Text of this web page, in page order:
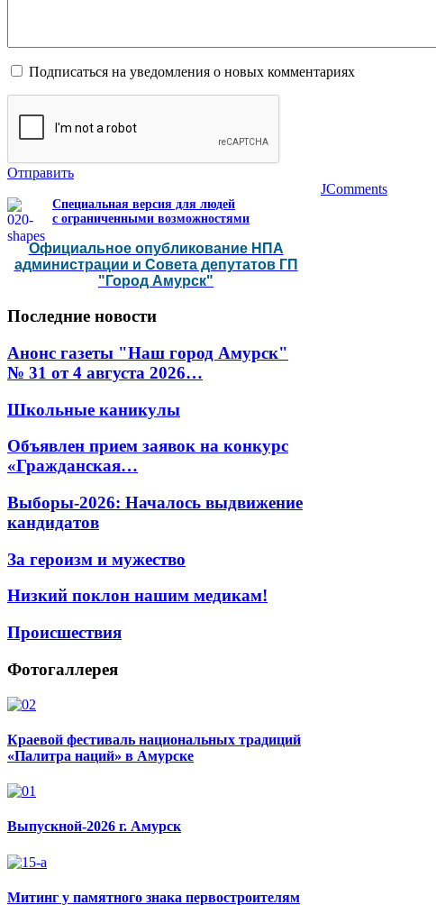
Подписаться на уведомления о новых комментариях
Отправить
JComments
Специальная версия для людей
с ограниченными возможностями
Официальное опубликование НПА
администрации и Совета депутатов ГП
"Город Амурск"
Последние новости
Анонс газеты "Наш город Амурск"
№ 31 от 4 августа 2026…
Школьные каникулы
Объявлен прием заявок на конкурс
«Гражданская…
Выборы-2026: Началось выдвижение
кандидатов
За героизм и мужество
Низкий поклон нашим медикам!
Происшествия
Фотогаллерея
Краевой фестиваль национальных традиций
«Палитра наций» в Амурске
Выпускной-2026 г. Амурск
Митинг у памятного знака первостроителям